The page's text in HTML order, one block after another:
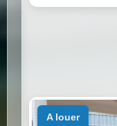
a louer